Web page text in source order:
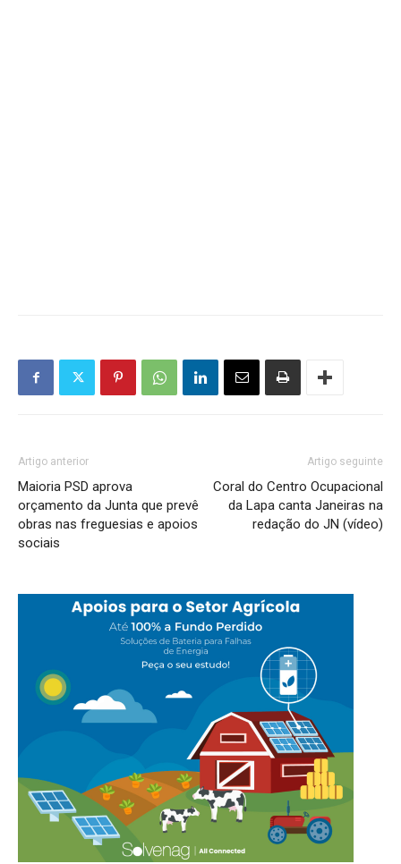
Artigo anterior
Maioria PSD aprova
orçamento da Junta que prevê
obras nas freguesias e apoios
sociais
Artigo seguinte
Coral do Centro Ocupacional
da Lapa canta Janeiras na
redação do JN (vídeo)